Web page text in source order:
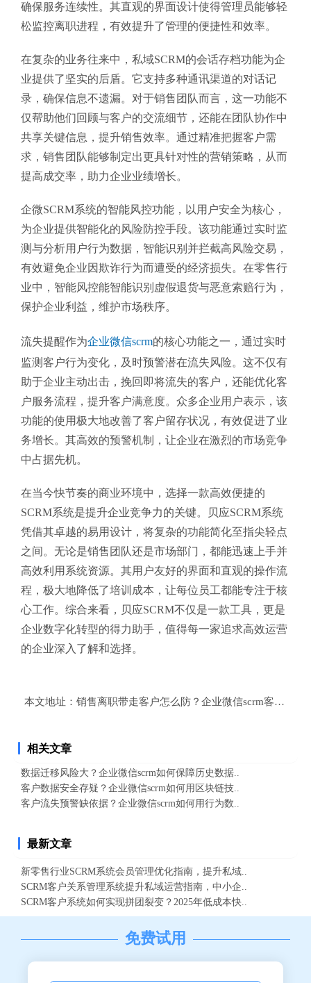
确保服务连续性。其直观的界面设计使得管理员能够轻
松监控离职进程，有效提升了管理的便捷性和效率。
在复杂的业务往来中，私域SCRM的会话存档功能为企
业提供了坚实的后盾。它支持多种通讯渠道的对话记
录，确保信息不遗漏。对于销售团队而言，这一功能不
仅帮助他们回顾与客户的交流细节，还能在团队协作中
共享关键信息，提升销售效率。通过精准把握客户需
求，销售团队能够制定出更具针对性的营销策略，从而
提高成交率，助力企业业绩增长。
企微SCRM系统的智能风控功能，以用户安全为核心，
为企业提供智能化的风险防控手段。该功能通过实时监
测与分析用户行为数据，智能识别并拦截高风险交易，
有效避免企业因欺诈行为而遭受的经济损失。在零售行
业中，智能风控能智能识别虚假退货与恶意索赔行为，
保护企业利益，维护市场秩序。
流失提醒作为企业微信scrm的核心功能之一，通过实时
监测客户行为变化，及时预警潜在流失风险。这不仅有
助于企业主动出击，挽回即将流失的客户，还能优化客
户服务流程，提升客户满意度。众多企业用户表示，该
功能的使用极大地改善了客户留存状况，有效促进了业
务增长。其高效的预警机制，让企业在激烈的市场竞争
中占据先机。
在当今快节奏的商业环境中，选择一款高效便捷的
SCRM系统是提升企业竞争力的关键。贝应SCRM系统
凭借其卓越的易用设计，将复杂的功能简化至指尖轻点
之间。无论是销售团队还是市场部门，都能迅速上手并
高效利用系统资源。其用户友好的界面和直观的操作流
程，极大地降低了培训成本，让每位员工都能专注于核
心工作。综合来看，贝应SCRM不仅是一款工具，更是
企业数字化转型的得力助手，值得每一家追求高效运营
的企业深入了解和选择。
本文地址： 销售离职带走客户怎么防？企业微信scrm客户资产
相关文章
数据迁移风险大？企业微信scrm如何保障历史数据..
客户数据安全存疑？企业微信scrm如何用区块链技..
客户流失预警缺依据？企业微信scrm如何用行为数..
最新文章
新零售行业SCRM系统会员管理优化指南，提升私域..
SCRM客户关系管理系统提升私域运营指南，中小企..
SCRM客户系统如何实现拼团裂变？2025年低成本快..
免费试用